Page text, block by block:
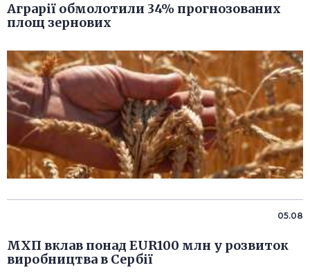
Аграрії обмолотили 34% прогнозованих
площ зернових
05.08
МХП вклав понад EUR100 млн у розвиток
виробництва в Сербії